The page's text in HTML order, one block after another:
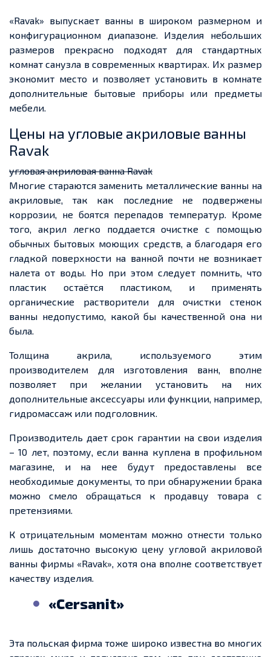
«Ravak» выпускает ванны в широком размерном и
конфигурационном диапазоне. Изделия небольших
размеров прекрасно подходят для стандартных
комнат санузла в современных квартирах. Их размер
экономит место и позволяет установить в комнате
дополнительные бытовые приборы или предметы
мебели.
Цены на угловые акриловые ванны
Ravak
угловая акриловая ванна Ravak
Многие стараются заменить металлические ванны на
акриловые, так как последние не подвержены
коррозии, не боятся перепадов температур. Кроме
того, акрил легко поддается очистке с помощью
обычных бытовых моющих средств, а благодаря его
гладкой поверхности на ванной почти не возникает
налета от воды. Но при этом следует помнить, что
пластик остаётся пластиком, и применять
органические растворители для очистки стенок
ванны недопустимо, какой бы качественной она ни
была.
Толщина акрила, используемого этим
производителем для изготовления ванн, вполне
позволяет при желании установить на них
дополнительные аксессуары или функции, например,
гидромассаж или подголовник.
Производитель дает срок гарантии на свои изделия
– 10 лет, поэтому, если ванна куплена в профильном
магазине, и на нее будут предоставлены все
необходимые документы, то при обнаружении брака
можно смело обращаться к продавцу товара с
претензиями.
К отрицательным моментам можно отнести только
лишь достаточно высокую цену угловой акриловой
ванны фирмы «Ravak», хотя она вполне соответствует
качеству изделия.
«Сersanit»
Эта польская фирма тоже широко известна во многих